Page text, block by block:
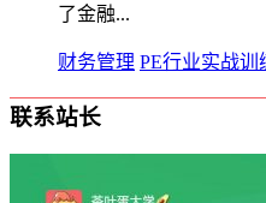
了金融...
财务管理 PE行业实战训
联系站长